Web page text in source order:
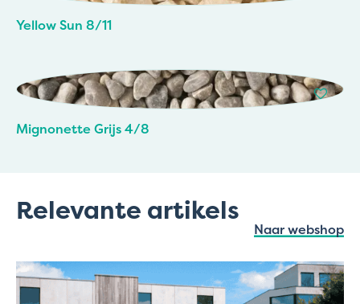
Yellow Sun 8/11
Mignonette Grijs 4/8
Relevante artikels
Naar webshop